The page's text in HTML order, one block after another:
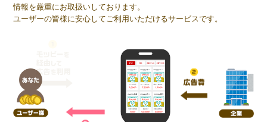
情報を厳重にお取扱いしております。
ユーザーの皆様に安心してご利用いただけるサービスです。